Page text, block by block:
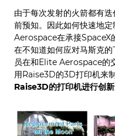
由于每次发射的火箭都有
前预知。因此如何快速地
Aerospace在承接SpaceX
在不知道如何应对马斯克
员在和Elite Aerospace的
用Raise3D的3D打印机来
Raise3D的打印机进行创